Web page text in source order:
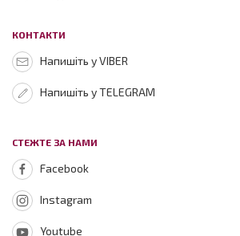
КОНТАКТИ
Напишіть у VIBER
Напишіть у TELEGRAM
СТЕЖТЕ ЗА НАМИ
Facebook
Instagram
Youtube